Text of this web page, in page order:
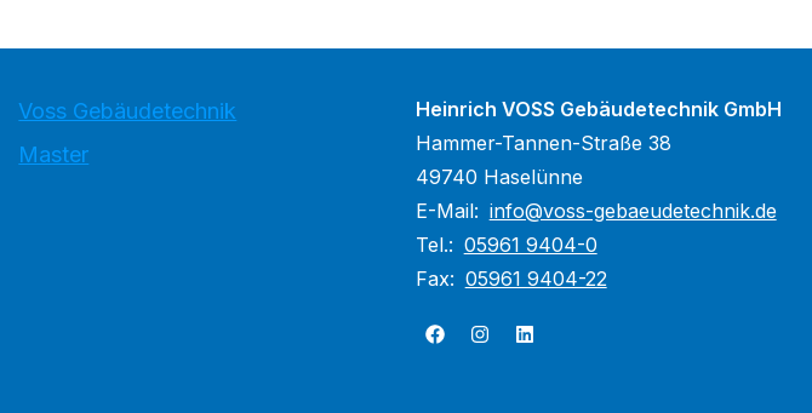
Voss Gebäudetechnik
Master
Heinrich VOSS Gebäudetechnik GmbH
Hammer-Tannen-Straße 38
49740 Haselünne
E-Mail: info@voss-gebaeudetechnik.de
Tel.: 05961 9404-0
Fax: 05961 9404-22